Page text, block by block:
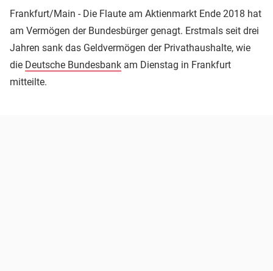
Frankfurt/Main - Die Flaute am Aktienmarkt Ende 2018 hat
am Vermögen der Bundesbürger genagt. Erstmals seit drei
Jahren sank das Geldvermögen der Privathaushalte, wie
die Deutsche Bundesbank am Dienstag in Frankfurt
mitteilte.